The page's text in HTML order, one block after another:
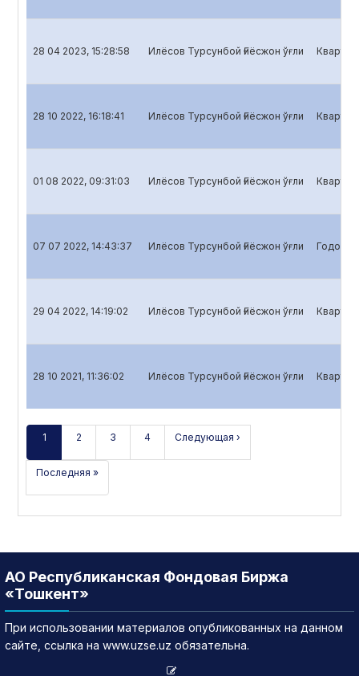
28 04 2023, 15:28:58 Илёсов Турсунбой Ғиёсжон ўғли
28 10 2022, 16:18:41 Илёсов Турсунбой Ғиёсжон ўғли
01 08 2022, 09:31:03 Илёсов Турсунбой Ғиёсжон ўғли
07 07 2022, 14:43:37 Илёсов Турсунбой Ғиёсжон ўғли
29 04 2022, 14:19:02 Илёсов Турсунбой Ғиёсжон ўғли
28 10 2021, 11:36:02 Илёсов Турсунбой Ғиёсжон ўғли
1 2 3 4 Следующая ›
Последняя »
АО Республиканская Фондовая Биржа
«Тошкент»
При использовании материалов опубликованных на данном
сайте, ссылка на www.uzse.uz обязательна.